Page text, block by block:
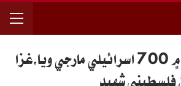
حماس جي حملن ۾ 700 اسرائيلي مارجي ويا،غزا